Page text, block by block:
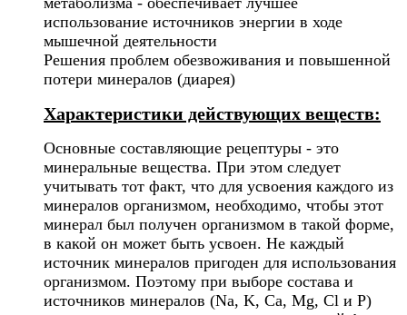
использование источников энергии в ходе
мышечной деятельности
Решения проблем обезвоживания и повышенной
потери минералов (диарея)
Характеристики действующих веществ:
Основные составляющие рецептуры - это
минеральные вещества. При этом следует
учитывать тот факт, что для усвоения каждого из
минералов организмом, необходимо, чтобы этот
минерал был получен организмом в такой форме,
в какой он может быть усвоен. Не каждый
источник минералов пригоден для использования
организмом. Поэтому при выборе состава и
источников минералов (Na, K, Ca, Mg, Cl и P)